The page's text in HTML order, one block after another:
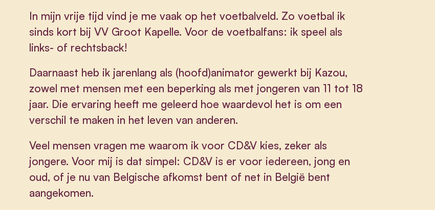
In mijn vrije tijd vind je me vaak op het voetbalveld. Zo voetbal ik
sinds kort bij VV Groot Kapelle. Voor de voetbalfans: ik speel als
links- of rechtsback!
Daarnaast heb ik jarenlang als (hoofd)animator gewerkt bij Kazou,
zowel met mensen met een beperking als met jongeren van 11 tot 18
jaar. Die ervaring heeft me geleerd hoe waardevol het is om een
verschil te maken in het leven van anderen.
Veel mensen vragen me waarom ik voor CD&V kies, zeker als
jongere. Voor mij is dat simpel: CD&V is er voor iedereen, jong en
oud, of je nu van Belgische afkomst bent of net in België bent
aangekomen.